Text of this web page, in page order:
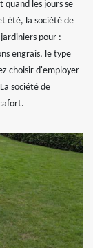
quand les jours se
été, la société de
pour :
engrais, le type
choisir d'employer
société de